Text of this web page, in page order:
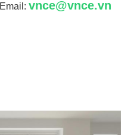
Email: vnce@vnce.vn